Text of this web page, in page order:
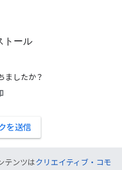
トール
ましたか？
を送信
テンツはクリエイティブ・コモ